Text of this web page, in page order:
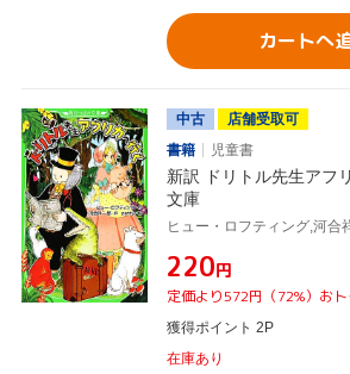
カートへ
中古
店舗受取可
書籍
児童書
新訳 ドリトル先生アフ
文庫
ヒュー・ロフティング,河合
¥220円
定価より572円（72%）おト
獲得ポイント 2P
在庫あり